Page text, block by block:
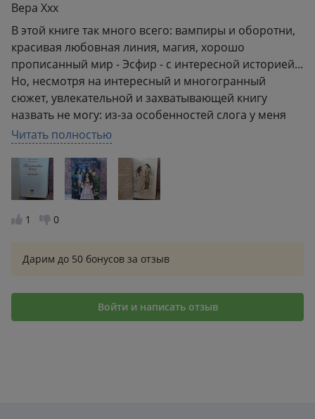
Вера Ххх
В этой книге так много всего: вампиры и оборотни,
красивая любовная линия, магия, хорошо
прописанный мир - Эсфир - с интересной историей...
Но, несмотря на интересный и многогранный
сюжет, увлекательной и захватывающей книгу
назвать не могу: из-за особенностей слога у меня
она читалась достаточно сложно и долго,
маленькими порциями.
Читать полностью
1 0
Дарим до 50 бонусов за отзыв
Войти и написать отзыв